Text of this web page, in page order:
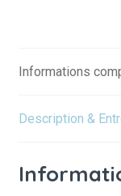
Informations
Description &